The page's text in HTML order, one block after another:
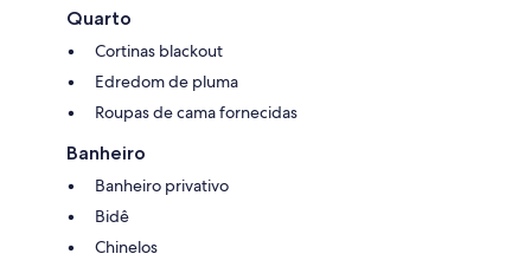
Quarto
Cortinas blackout
Edredom de pluma
Roupas de cama fornecidas
Banheiro
Banheiro privativo
Bidê
Chinelos